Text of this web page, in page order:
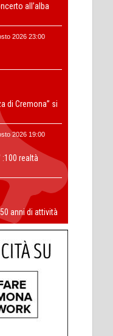
all’alba
2026 23:00
di Cremona” si
2026 19:00
realtà
anni di attività